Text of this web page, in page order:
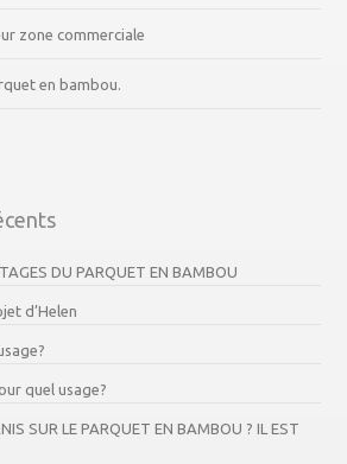
zone commerciale
en bambou.
DU PARQUET EN BAMBOU
d’Helen
quel usage?
SUR LE PARQUET EN BAMBOU ? IL EST